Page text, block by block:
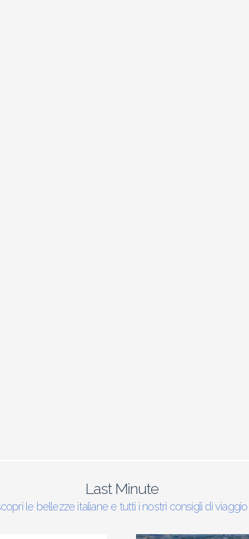
Last Minute
le bellezze italiane e tutti i nostri consigli di viaggio